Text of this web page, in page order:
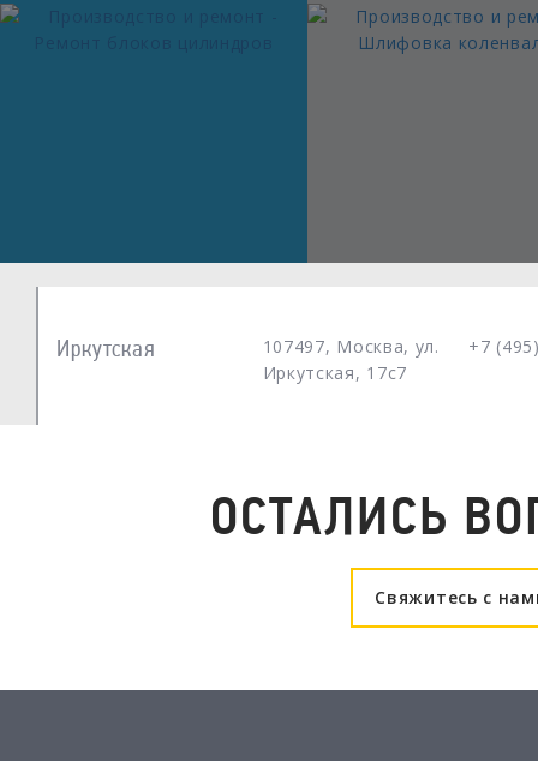
Иркутская
107497, Москва, ул.
Иркутская, 17с7
+7
ОСТАЛИСЬ
Свяжитесь с